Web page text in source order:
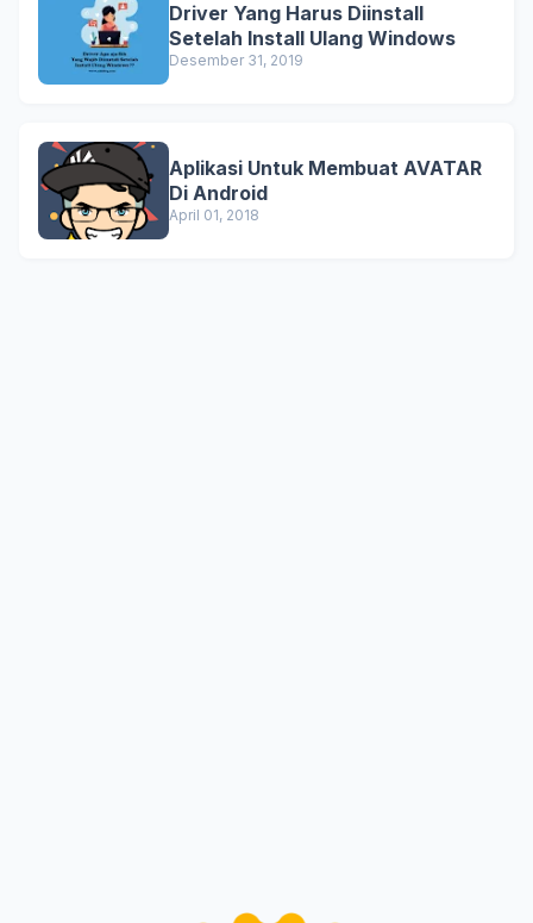
Driver Yang Harus Diinstall
Setelah Install Ulang Windows
Desember 31, 2019
Aplikasi Untuk Membuat AVATAR
Di Android
April 01, 2018